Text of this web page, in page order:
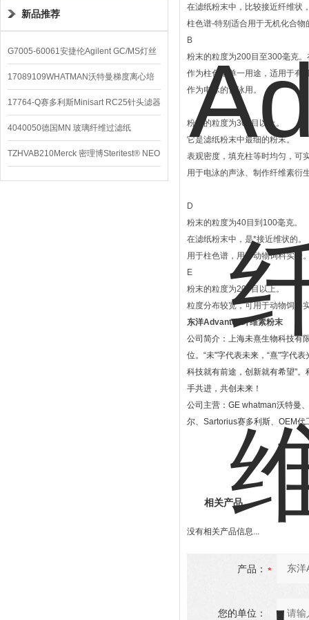
新品推荐
G7005-60061安捷伦Agilent GC/MS灯丝
配件
17089109WHATMAN沃特曼梯度离心培
养基
17764-Q赛多利斯Minisart RC25针头滤器
4040050德国MN 玻璃纤维过滤纸
TZHVAB210Merck 密理博Steritest® NEO
设备
在滤纸粉末中，比较接近纤维状
柱色谱-特别适合用于无机化合物
B
粉末的粒度为200目至300毫克
作为柱色谱单一用途，适用于有
作为电泳的音泳用。
粉末的粒度为300目以上。
它是滤纸粉末中最细的粉末。
表观密度，填充柱等时均匀，可
用于电泳的声泳、制作纤维素衍
D
粉末的粒度为40目到100毫克。
在滤纸粉末中，是*接近维状的。
用于柱色谱，用于动物饲料实验
E
粉末的粒度为200目以上。
粒度分布较宽，可用于动物饲料
东洋Advantec纤维素粉末
公司简介：上海未熹生物科技有
位。 “未"字代表未来， “熹"字代表
科技就有前途，创新就有希望"。
手共进，共创未来！
公司主营： GE whatman沃特曼、
尔、 Sartorius赛多利斯、 OEM代
相关产品
没有相关产品信息...
产品：
您的单位：